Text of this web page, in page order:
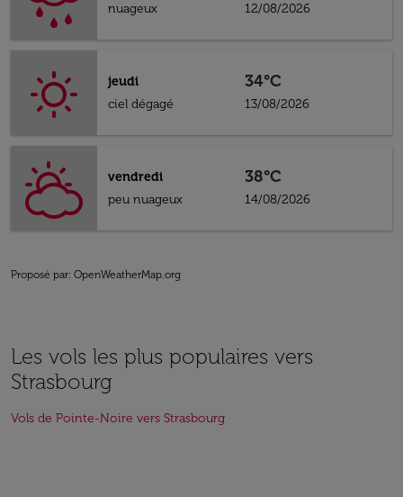
nuageux
12/08/2026
jeudi
ciel dégagé
34°C
13/08/2026
vendredi
peu nuageux
38°C
14/08/2026
Proposé par: OpenWeatherMap.org
Les vols les plus populaires vers
Strasbourg
Vols de Pointe-Noire vers Strasbourg